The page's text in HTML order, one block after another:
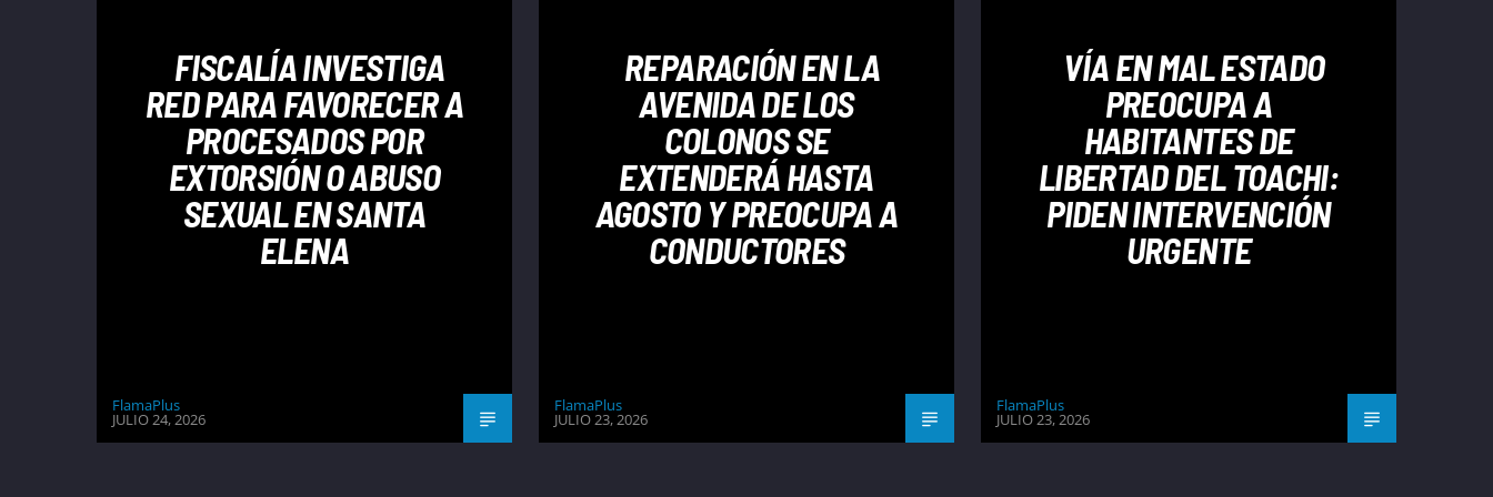
FISCALÍA INVESTIGA
RED PARA FAVORECER A
PROCESADOS POR
EXTORSIÓN O ABUSO
SEXUAL EN SANTA
ELENA
FlamaPlus
JULIO 24, 2026
REPARACIÓN EN LA
AVENIDA DE LOS
COLONOS SE
EXTENDERÁ HASTA
AGOSTO Y PREOCUPA A
CONDUCTORES
FlamaPlus
JULIO 23, 2026
VÍA EN MAL ESTADO
PREOCUPA A
HABITANTES DE
LIBERTAD DEL TOACHI:
PIDEN INTERVENCIÓN
URGENTE
FlamaPlus
JULIO 23, 2026